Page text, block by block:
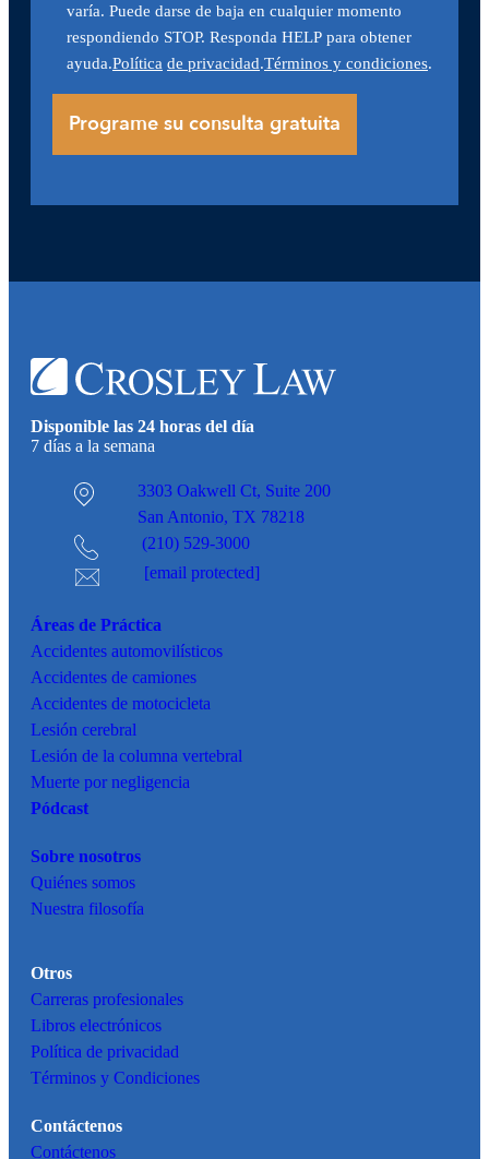
varía. Puede darse de baja en cualquier momento
respondiendo STOP. Responda HELP para obtener
ayuda.Política de privacidad.Términos y condiciones.
Disponible las 24 horas del día
7 días a la semana
3303 Oakwell Ct, Suite 200
San Antonio, TX 78218
(210) 529-3000
[email protected]
Áreas de Práctica
Accidentes automovilísticos
Accidentes de camiones
Accidentes de motocicleta
Lesión cerebral
Lesión de la columna vertebral
Muerte por negligencia
Pódcast
Sobre nosotros
Quiénes somos
Nuestra filosofía
Otros
Carreras profesionales
Libros electrónicos
Política de privacidad
Términos y Condiciones
Contáctenos
Contáctenos